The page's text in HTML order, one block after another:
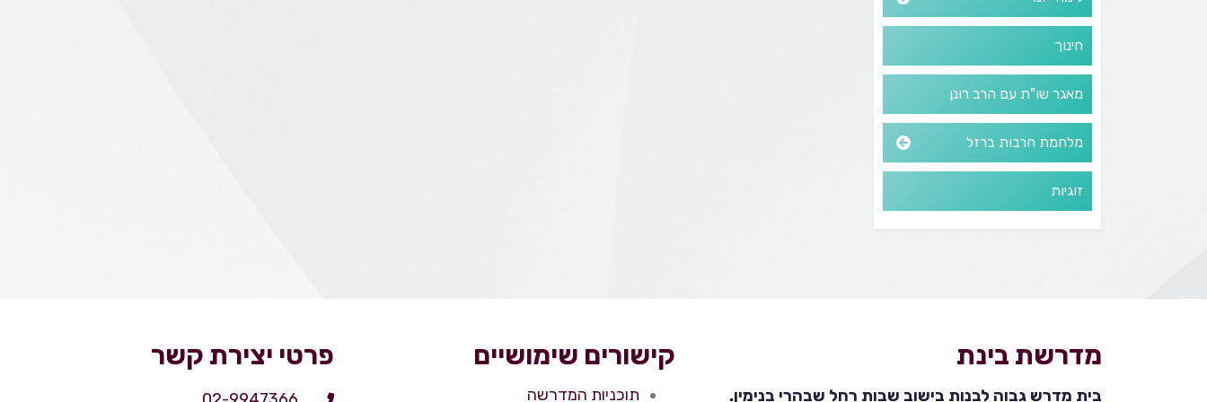
חינוך
מאגר שו"ת עם הרב רונן
מלחמת חרבות ברזל
זוגיות
מדרשת בינת
בית מדרש גבוה לבנות בישוב שבות רחל שבהרי בנימין.
קישורים שימושיים
תוכניות המדרשה
פרטי יצירת קשר